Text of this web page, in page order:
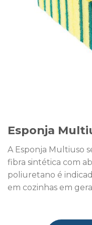
Esponja
A Esponja Multiuso
fibra sintética com
poliuretano é
em cozinhas em